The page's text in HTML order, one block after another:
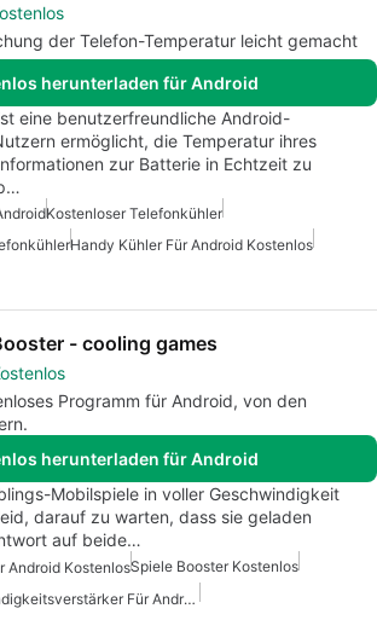
der Telefon-Temperatur leicht gemacht
herunterladen für Android
eine benutzerfreundliche Android-
ermöglicht, die Temperatur ihres
zur Batterie in Echtzeit zu
Kostenloser Telefonkühler
Handy Kühler Für Android Kostenlos
- cooling games
Programm für Android, von den
herunterladen für Android
Mobilspiele in voller Geschwindigkeit
darauf zu warten, dass sie geladen
auf beide…
Android KostenlosSpiele Booster Kostenlos
Geschwindigkeitsverstärker Für Android